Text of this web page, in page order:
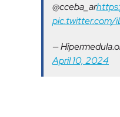
@cceba_ar
pic.twitter.com/
—
April 10, 2024